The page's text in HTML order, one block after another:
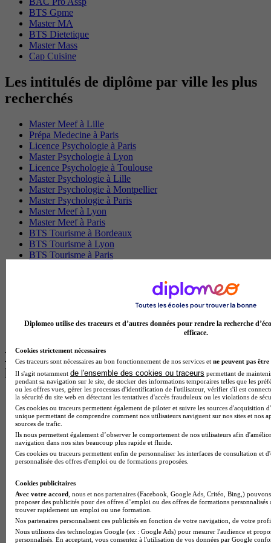
BTS Gpme
Master MA
BTS Dietetique
Master Mass
Cap Cuisine
Les intitulés de diplôme par ville les plus
recherchés
Master Meef à Lille
Prépa Medecine à Paris
Licence Psychologie à Paris
Master Psychologie à Lyon
Licence Psychologie à Toulouse
Master Psychologie à Lille
Master Psychologie à Montpellier
Master Psychologie à Paris
Master Meef à Lyon
Master Meef à Paris
BTS Tourisme à Bordeaux
BTS Tourisme à Lyon
BTS Tourisme à Paris
BTS Communication à Bordeaux
Master Psychologie à Angers
BTS Communication à Lyon
BTS Ndrc à Lyon
Les intitulés de diplôme par alternance
les plus recherchés
BTS Esf en alternance
BTS Dietetique en alternance
BTS Mco en alternance
BTS Pi en alternance
BTS Sp3s en alternance
Master CCA en alternance
BTS Ndrc en alternance
Cap Fleuriste en alternance
BTS Sio en alternance
MSc Marketing Digital en alternance
BTS Gpme en alternance
Cap Electricien en alternance
BTS Gpn en alternance
Diplomeo utilise des traceurs et d’autres données pour rendre la recherche
efficace.
Cookies strictement nécessaires
Ces traceurs sont nécessaires au bon fonctionnement de nos services et ne peuvent pas être
Il s'agit notamment de l'ensemble des cookies ou traceurs permettant de
pendant sa navigation sur le site, de stocker des informations temporaires telles que les
ou les offres vues, gérer les processus d'identification de l'utilisateur, vérifier s'il est
la sécurité du site web en détectant les tentatives d'accès frauduleux ou les violations de
Ces cookies ou traceurs permettent également de piloter et suivre les sources d'acquisition
unique permettant de comprendre comment nos utilisateurs naviguent sur nos sites et nos
sources de trafic.
Ils nous permettent également d’observer le comportement de nos utilisateurs afin
navigation dans nos sites beaucoup plus rapide et fluide.
Ces cookies ou traceurs permettent enfin de personnaliser les interfaces de consultation et
personnalisée des offres d'emploi ou de formations proposées.
Cookies publicitaires
Avec votre accord , nous et nos partenaires (Facebook, Google Ads, Critéo, Bing,)
proposer des publicités pour des offres d’emploi ou des offres de formations
trouver rapidement un emploi ou une formation.
Nos partenaires personnalisent ces publicités en fonction de votre navigation, de votre
Nous utilisons des technologies Google (ex : Google Ads) pour mesurer l'audience et
personnalisés. En acceptant, vous consentez à l'utilisation de vos données par Google